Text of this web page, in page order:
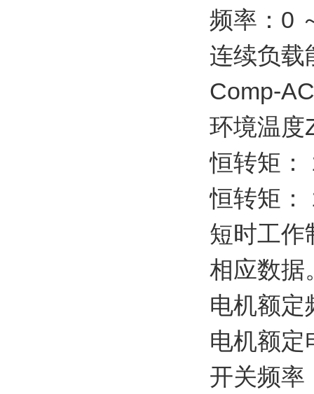
频率：0
连续负载
Comp-
环境温
恒转矩：
恒转矩：
短时工作
相应数据
电机额定
电机额定
开关频率